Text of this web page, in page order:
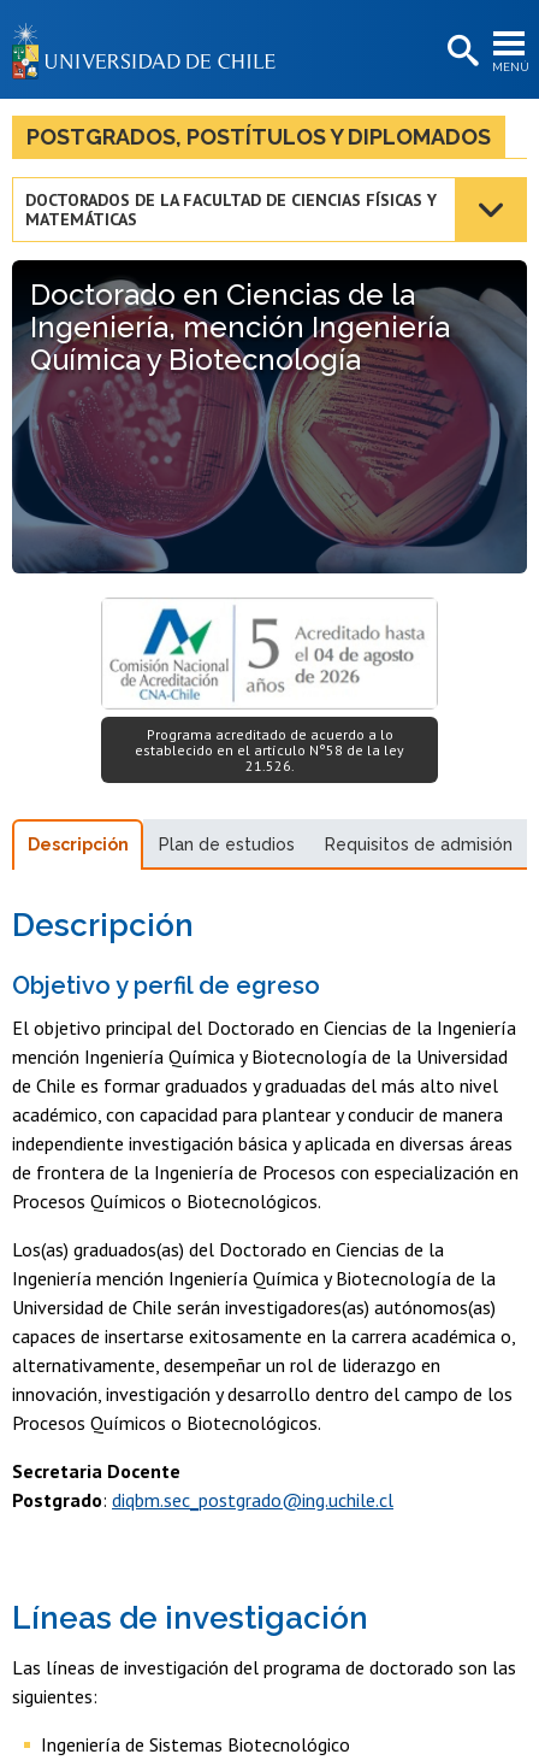
MENÚ
BIBLIOTECAS
LA UNIVERSIDAD
Funcionarias/os
Egresadas/os
POSTGRADOS, POSTÍTULOS Y DIPLOMADOS
DOCTORADOS DE LA FACULTAD DE CIENCIAS FÍSICAS Y
MATEMÁTICAS
Programa acreditado de acuerdo a lo
establecido en el artículo N°58 de la ley
21.526.
Doctorado en Ciencias de la
Ingeniería, mención Ingeniería
Química y Biotecnología
Descripción Plan de estudios Requisitos de admisión
Descripción
Objetivo y perfil de egreso
El objetivo principal del Doctorado en Ciencias de la Ingeniería
mención Ingeniería Química y Biotecnología de la Universidad
de Chile es formar graduados y graduadas del más alto nivel
académico, con capacidad para plantear y conducir de manera
independiente investigación básica y aplicada en diversas áreas
de frontera de la Ingeniería de Procesos con especialización en
Procesos Químicos o Biotecnológicos.
Los(as) graduados(as) del Doctorado en Ciencias de la
Ingeniería mención Ingeniería Química y Biotecnología de la
Universidad de Chile serán investigadores(as) autónomos(as)
capaces de insertarse exitosamente en la carrera académica o,
alternativamente, desempeñar un rol de liderazgo en
innovación, investigación y desarrollo dentro del campo de los
Procesos Químicos o Biotecnológicos.
Secretaria Docente
Postgrado: diqbm.sec_postgrado@ing.uchile.cl
Líneas de investigación
Las líneas de investigación del programa de doctorado son las
siguientes:
Ingeniería de Sistemas Biotecnológico